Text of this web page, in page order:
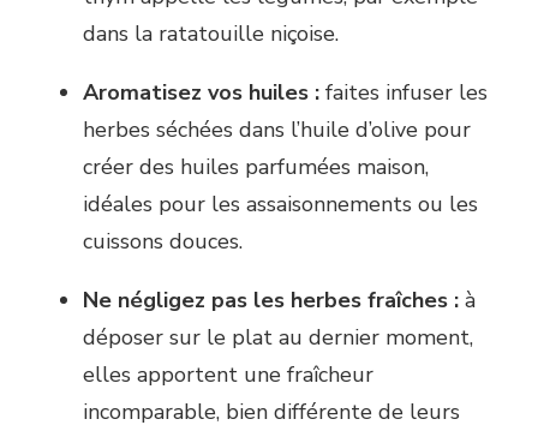
dans la ratatouille niçoise.
Aromatisez vos huiles : faites infuser les
herbes séchées dans l’huile d’olive pour
créer des huiles parfumées maison,
idéales pour les assaisonnements ou les
cuissons douces.
Ne négligez pas les herbes fraîches : à
déposer sur le plat au dernier moment,
elles apportent une fraîcheur
incomparable, bien différente de leurs